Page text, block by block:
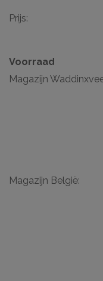
Prijs:
Voorraad
Magazijn
Magazijn België: